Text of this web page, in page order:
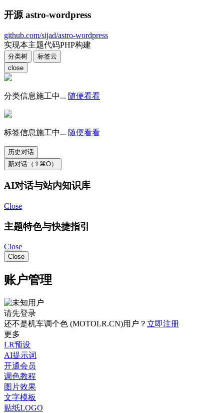
开源 astro-wordpress
github.com/sijad/astro-wordpress
实现本主题代码PHP构建
分类树
标签云
close
分类信息施工中... 随便看看
标签信息施工中... 随便看看
历史对话
新对话（⇧⌘O）
AI对话与站内知识库
Close
主题特色与快捷指引
Close
Close
账户管理
请先登录
还不是机车调个色 (MOTOLR.CN)用户？ 立即注册
更多
LR预设
AI提示词
开通会员
调色教程
图片效果
文字模板
贴纸LOGO